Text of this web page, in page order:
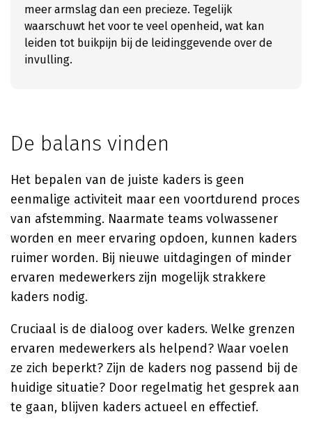
meer armslag dan een precieze. Tegelijk
waarschuwt het voor te veel openheid, wat kan
leiden tot buikpijn bij de leidinggevende over de
invulling.
De balans vinden
Het bepalen van de juiste kaders is geen
eenmalige activiteit maar een voortdurend proces
van afstemming. Naarmate teams volwassener
worden en meer ervaring opdoen, kunnen kaders
ruimer worden. Bij nieuwe uitdagingen of minder
ervaren medewerkers zijn mogelijk strakkere
kaders nodig.
Cruciaal is de dialoog over kaders. Welke grenzen
ervaren medewerkers als helpend? Waar voelen
ze zich beperkt? Zijn de kaders nog passend bij de
huidige situatie? Door regelmatig het gesprek aan
te gaan, blijven kaders actueel en effectief.